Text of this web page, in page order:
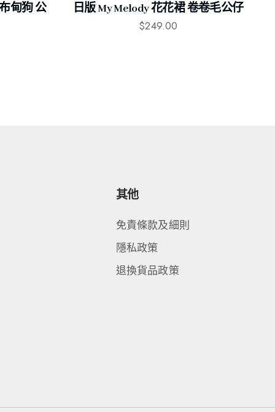
甸狗 公 日版 My Melody 花花裙 卷卷毛公仔
$249.00
其他
免責條款及細則
隱私政策
退換貨品政策